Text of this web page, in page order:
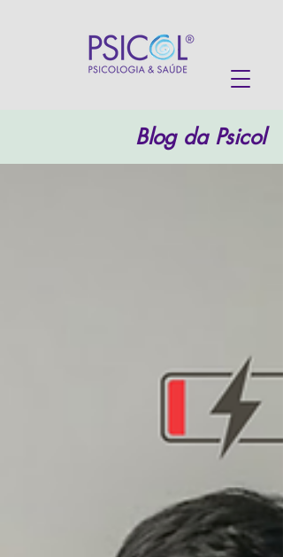
Blog da Psicol